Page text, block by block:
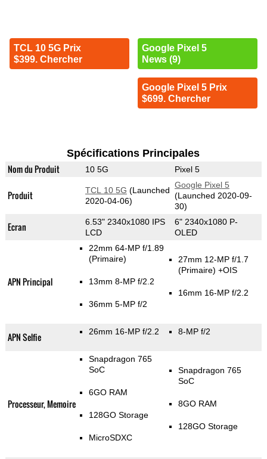
TCL 10 5G Prix
$399. Chercher
Google Pixel 5
News (9)
Google Pixel 5 Prix
$699. Chercher
Spécifications Principales
Nom du Produit 10 5G Pixel 5
Produit TCL 10 5G (Launched
2020-04-06)
Google Pixel 5
(Launched 2020-09-
30)
Ecran
6.53" 2340x1080 IPS
LCD
6" 2340x1080 P-
OLED
APN Principal
22mm 64-MP f/1.89
(Primaire)
13mm 8-MP f/2.2
36mm 5-MP f/2
27mm 12-MP f/1.7
(Primaire) +OIS
16mm 16-MP f/2.2
APN Selfie 26mm 16-MP f/2.2 8-MP f/2
Processeur, Memoire
Snapdragon 765
SoC
6GO RAM
128GO Storage
MicroSDXC
Snapdragon 765
SoC
8GO RAM
128GO Storage